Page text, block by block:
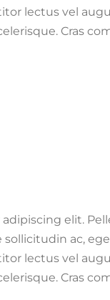
lectus vel
Cras
elit.
ac,
lectus vel
Cras